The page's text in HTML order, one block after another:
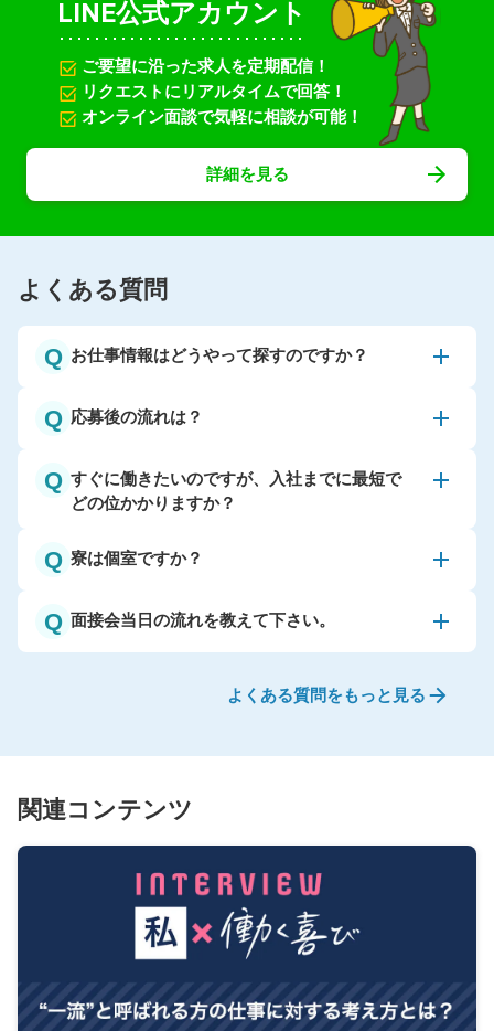
LINE公式アカウント
ご要望に沿った求人を定期配信！
リクエストにリアルタイムで回答！
オンライン面談で気軽に相談が可能！
詳細を見る
よくある質問
Q お仕事情報はどうやって探すのですか？
Q 応募後の流れは？
Q すぐに働きたいのですが、入社までに最短で
どの位かかりますか？
Q 寮は個室ですか？
Q 面接会当日の流れを教えて下さい。
よくある質問をもっと見る
関連コンテンツ